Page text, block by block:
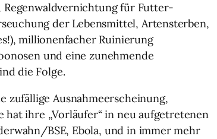
Regenwaldvernichtung für Futter-
der Lebensmittel, Artensterben,
millionenfacher Ruinierung
und eine zunehmende
die Folge.
zufällige Ausnahmeerscheinung,
hat ihre „Vorläufer“ in neu aufgetretenen
BSE, Ebola, und in immer mehr